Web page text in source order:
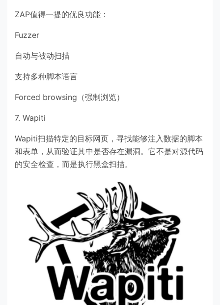
ZAP值得一提的优良功能：
Fuzzer
自动与被动扫描
支持多种脚本语言
Forced browsing（强制浏览）
7. Wapiti
Wapiti扫描特定的目标网页，寻找能够注入数据的脚本
和表单，从而验证其中是否存在漏洞。它不是对源代码
的安全检查，而是执行黑盒扫描。